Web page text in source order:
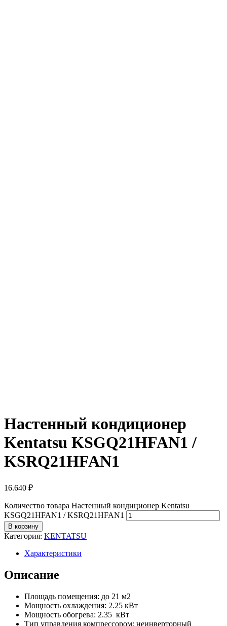
Настенный кондиционер
Kentatsu KSGQ21HFAN1 /
KSRQ21HFAN1
16.640 ₽
Количество товара Настенный кондиционер Kentatsu
KSGQ21HFAN1 / KSRQ21HFAN1
В корзину
Категория: KENTATSU
Характеристики
Описание
Площадь помещения: до 21 м2
Мощность охлаждения: 2.25 кВт
Мощность обогрева: 2.35 кВт
Тип управления компрессором: неинверторный